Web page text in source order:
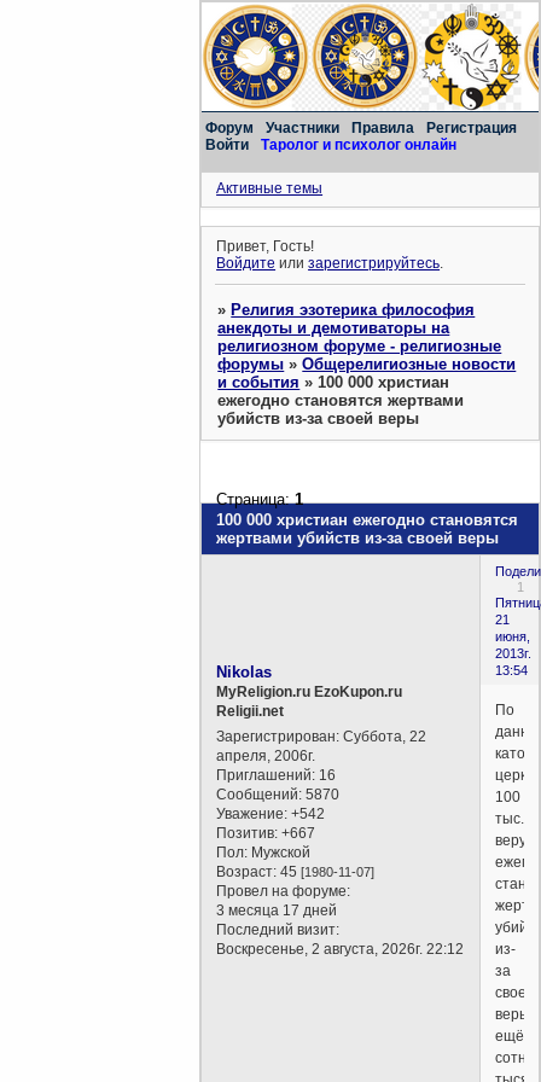
Форум Участники Правила
Регистрация
Войти
Таролог и психолог онлайн
Активные темы
Привет, Гость!
Войдите илизарегистрируйтесь.
»Религия эзотерика философия
анекдоты и демотиваторы на
религиозном форуме - религиозные
форумы »Общерелигиозные новости
и события » 100 000 христиан
ежегодно становятся жертвами
убийств из-за своей веры
100 000 христиан ежегодно становятся
жертвами убийств из-за своей веры
Страница:1
1
21
июня,
2013г.
13:54
Nikolas
MyReligion.ru EzoKupon.ru
Religii.net
Зарегистрирован: Суббота, 22
апреля, 2006г.
Приглашений: 16
Сообщений: 5870
Уважение: +542
Позитив: +667
Пол: Мужской
Возраст: 45[1980-11-07]
Провел на форуме:
3 месяца 17 дней
Последний визит:
Воскресенье, 2 августа, 2026г. 22:12
По
100
тыс.
из-
за
своей
веры,
ещё
сотни